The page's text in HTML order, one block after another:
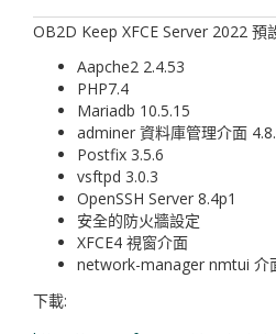
OB2D Keep XFCE Server 2022 預
Aapche2 2.4.53
PHP7.4
Mariadb 10.5.15
adminer 資料庫管理介面
Postfix 3.5.6
vsftpd 3.0.3
OpenSSH Server 8.4p1
安全的防火牆設定
XFCE4 視窗介面
network-manager nmtui 介
下載: